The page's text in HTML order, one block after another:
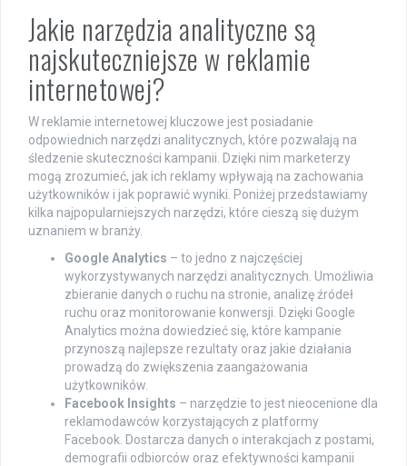
Jakie narzędzia analityczne są
najskuteczniejsze w reklamie
internetowej?
W reklamie internetowej kluczowe jest posiadanie
odpowiednich narzędzi analitycznych, które pozwalają na
śledzenie skuteczności kampanii. Dzięki nim marketerzy
mogą zrozumieć, jak ich reklamy wpływają na zachowania
użytkowników i jak poprawić wyniki. Poniżej przedstawiamy
kilka najpopularniejszych narzędzi, które cieszą się dużym
uznaniem w branży.
Google Analytics – to jedno z najczęściej
wykorzystywanych narzędzi analitycznych. Umożliwia
zbieranie danych o ruchu na stronie, analizę źródeł
ruchu oraz monitorowanie konwersji. Dzięki Google
Analytics można dowiedzieć się, które kampanie
przynoszą najlepsze rezultaty oraz jakie działania
prowadzą do zwiększenia zaangażowania
użytkowników.
Facebook Insights – narzędzie to jest nieocenione dla
reklamodawców korzystających z platformy
Facebook. Dostarcza danych o interakcjach z postami,
demografii odbiorców oraz efektywności kampanii